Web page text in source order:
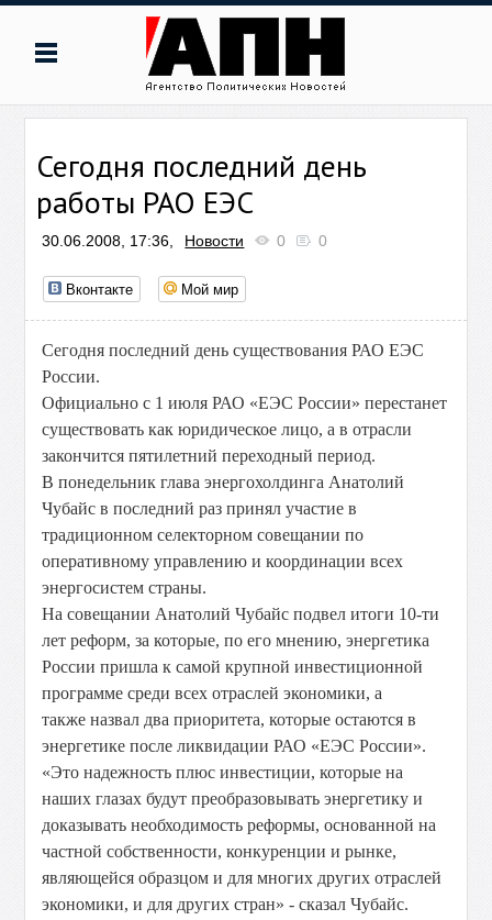
Сегодня последний день
работы РАО ЕЭС
30.06.2008, 17:36, Новости 0 0
Вконтакте Мой мир
Сегодня последний день существования РАО ЕЭС
России.
Официально с 1 июля РАО «ЕЭС России» перестанет
существовать как юридическое лицо, а в отрасли
закончится пятилетний переходный период.
В понедельник глава энергохолдинга Анатолий
Чубайс в последний раз принял участие в
традиционном селекторном совещании по
оперативному управлению и координации всех
энергосистем страны.
На совещании Анатолий Чубайс подвел итоги 10-ти
лет реформ, за которые, по его мнению, энергетика
России пришла к самой крупной инвестиционной
программе среди всех отраслей экономики, а
также назвал два приоритета, которые остаются в
энергетике после ликвидации РАО «ЕЭС России».
«Это надежность плюс инвестиции, которые на
наших глазах будут преобразовывать энергетику и
доказывать необходимость реформы, основанной на
частной собственности, конкуренции и рынке,
являющейся образцом и для многих других отраслей
экономики, и для других стран» - сказал Чубайс.